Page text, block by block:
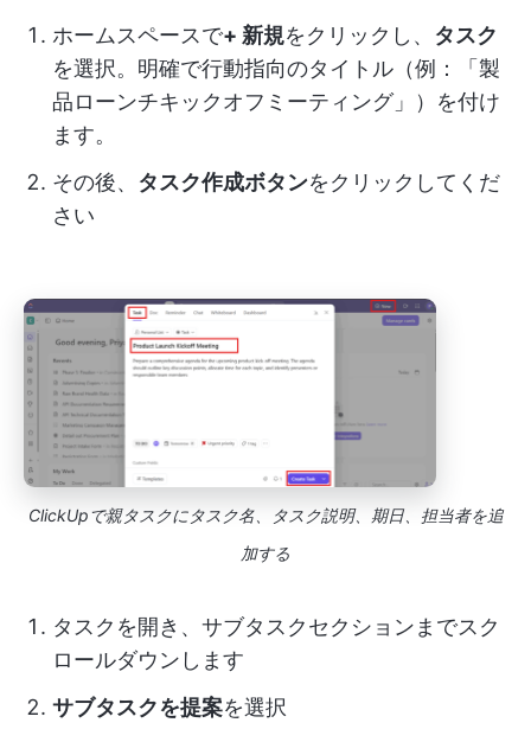
ホームスペースで+ 新規をクリックし、 タスク
を選択。明確で行動指向のタイトル（例：「製
品ローンチキックオフミーティング」）を付け
ます。
その後、 タスク作成ボタンをクリックしてくだ
さい
ClickUpで親タスクにタスク名、タスク説明、期日、担当者を追
加する
タスクを開き、サブタスクセクションまでスク
ロールダウンします
サブタスクを提案を選択